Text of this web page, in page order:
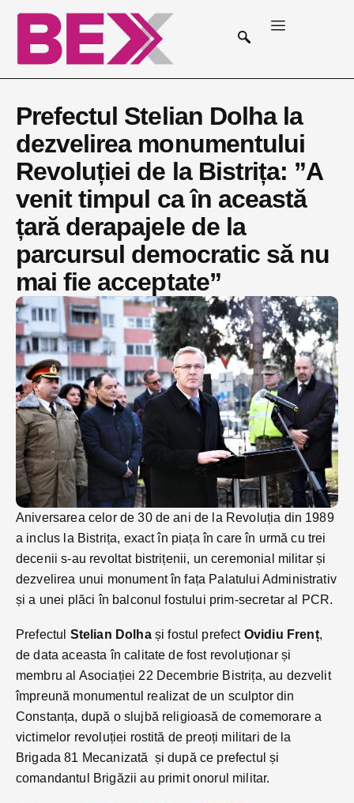
Prefectul Stelian Dolha la
dezvelirea monumentului
Revoluției de la Bistrița: ”A
venit timpul ca în această
țară derapajele de la
parcursul democratic să nu
mai fie acceptate”
Aniversarea celor de 30 de ani de la Revoluția din 1989
a inclus la Bistrița, exact în piața în care în urmă cu trei
decenii s-au revoltat bistrițenii, un ceremonial militar și
dezvelirea unui monument în fața Palatului Administrativ
și a unei plăci în balconul fostului prim-secretar al PCR.
Prefectul Stelian Dolhași fostul prefect Ovidiu Frenț,
de data aceasta în calitate de fost revoluționar și
membru al Asociației 22 Decembrie Bistrița, au dezvelit
împreună monumentul realizat de un sculptor din
Constanța, după o slujbă religioasă de comemorare a
victimelor revoluției rostită de preoți militari de la
Brigada 81 Mecanizată și după ce prefectul și
comandantul Brigăzii au primit onorul militar.